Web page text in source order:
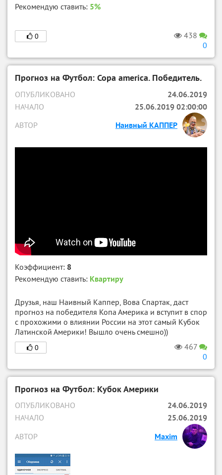
Рекомендую ставить: 5%
0
438
0
Прогноз на Футбол: Copa america. Победитель.
ОПУБЛИКОВАНО
24.06.2019
НАЧАЛО
25.06.2019 02:00:00
АВТОР
Наивный КАППЕР
Коэффициент: 8
Рекомендую ставить: Квартиру
Друзья, наш Наивный Каппер, Вова Спартак, даст
прогноз на победителя Копа Америка и вступит в спор
с прохожими о влиянии России на этот самый Кубок
Латинской Америки! Вышло очень смешно))
0
467
0
Прогноз на Футбол: Кубок Америки
ОПУБЛИКОВАНО
24.06.2019
НАЧАЛО
25.06.2019
АВТОР
Maxim